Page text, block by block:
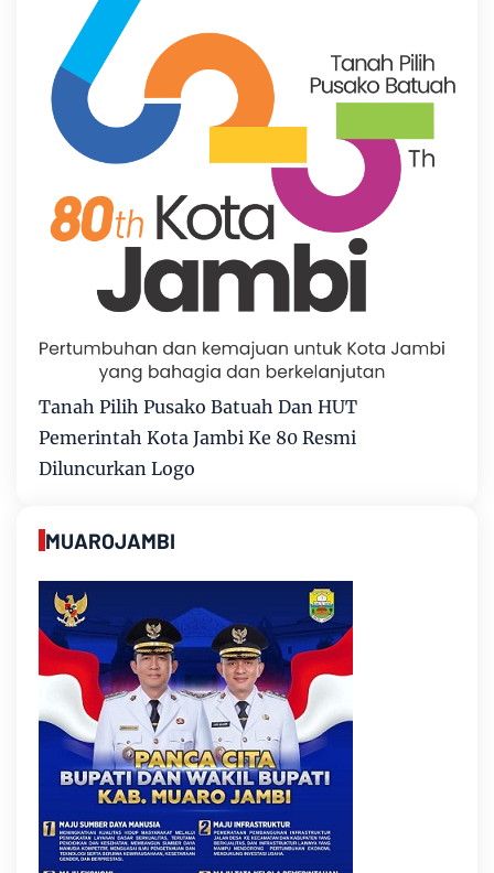
Tanah Pilih Pusako Batuah Dan HUT
Pemerintah Kota Jambi Ke 80 Resmi
Diluncurkan Logo
MUAROJAMBI